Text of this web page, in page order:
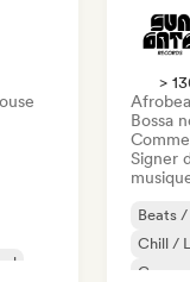
>
Bossa
Signer
Beats
Chill /